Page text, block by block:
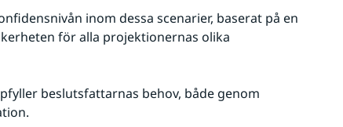
inom dessa scenarier, baserat på en
för alla projektionernas olika
beslutsfattarnas behov, både genom